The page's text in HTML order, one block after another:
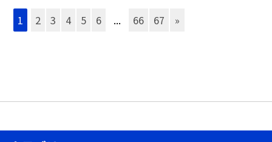
1 2 3 4 5 6 ... 66 67 »